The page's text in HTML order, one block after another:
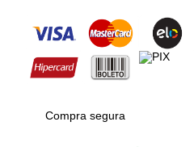
Compra segura